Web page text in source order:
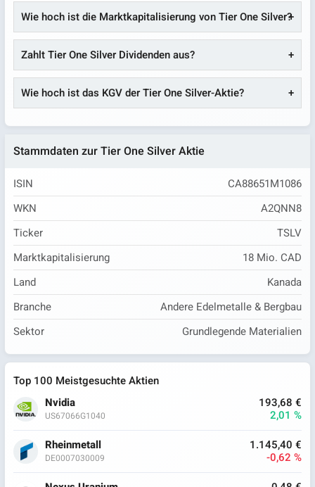
Wie hoch ist die Marktkapitalisierung von Tier One Silver?
Zahlt Tier One Silver Dividenden aus?
Wie hoch ist das KGV der Tier One Silver-Aktie?
Stammdaten zur Tier One Silver Aktie
ISIN
CA88651M1086
WKN
A2QNN8
Ticker
TSLV
Marktkapitalisierung
18 Mio. CAD
Land
Kanada
Branche
Andere Edelmetalle & Bergbau
Sektor
Grundlegende Materialien
Top 100 Meistgesuchte Aktien
Nvidia
US67066G1040
193,68 €
2,01 %
Rheinmetall
DE0007030009
1.145,40 €
-0,62 %